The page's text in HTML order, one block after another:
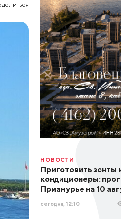
НОВОСТИ
Приготовить зонты
кондиционеры:
Приамурье на 10
сегодня, 12:10